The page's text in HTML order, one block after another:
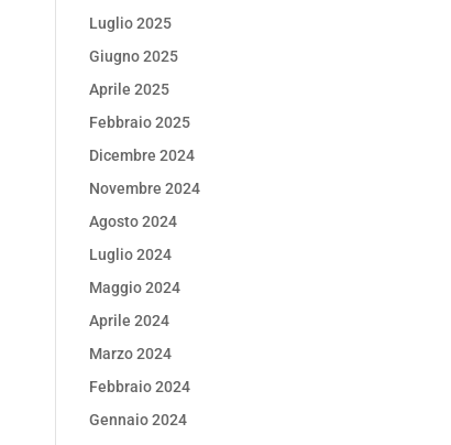
Luglio 2025
Giugno 2025
Aprile 2025
Febbraio 2025
Dicembre 2024
Novembre 2024
Agosto 2024
Luglio 2024
Maggio 2024
Aprile 2024
Marzo 2024
Febbraio 2024
Gennaio 2024